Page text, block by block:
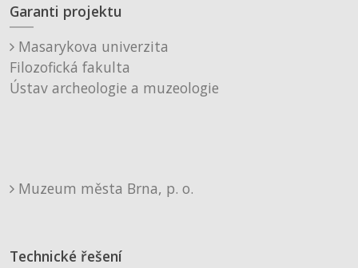
Garanti projektu
Masarykova univerzita
Filozofická fakulta
Ústav archeologie a muzeologie
Muzeum města Brna, p. o.
Technické řešení